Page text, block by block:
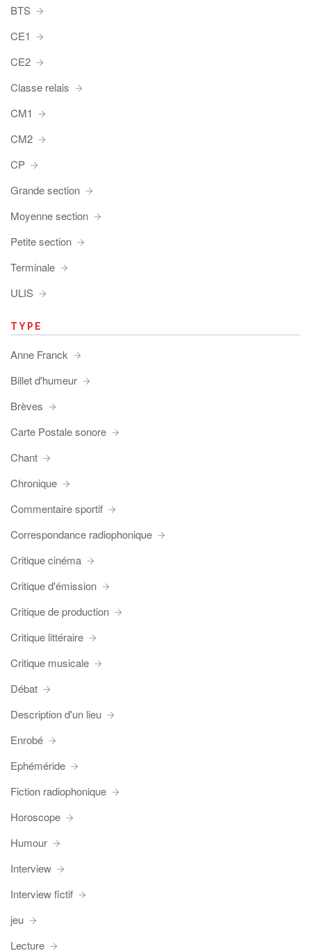
BTS
CE1
CE2
Classe relais
CM1
CM2
CP
Grande section
Moyenne section
Petite section
Terminale
ULIS
TYPE
Anne Franck
Billet d'humeur
Brèves
Carte Postale sonore
Chant
Chronique
Commentaire sportif
Correspondance radiophonique
Critique cinéma
Critique d'émission
Critique de production
Critique littéraire
Critique musicale
Débat
Description d'un lieu
Enrobé
Ephéméride
Fiction radiophonique
Horoscope
Humour
Interview
Interview fictif
jeu
Lecture